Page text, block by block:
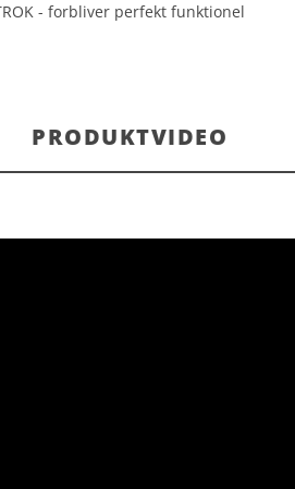
- forbliver perfekt funktionel
PRODUKTVIDEO